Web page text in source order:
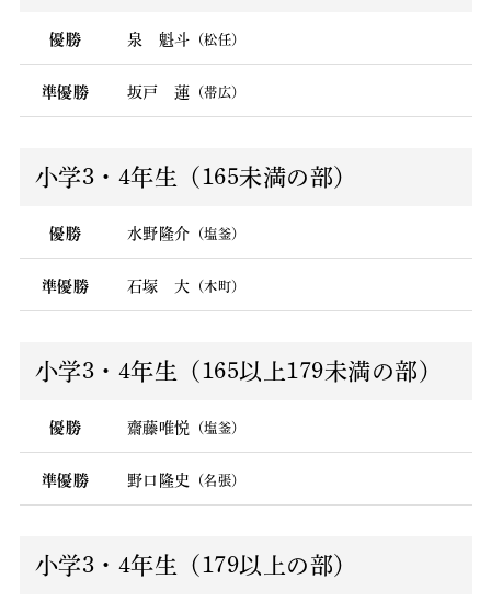
優勝 泉 魁斗 （松任）
準優勝 坂戸 蓮 （帯広）
小学3・4年生（165未満の部）
優勝 水野隆介 （塩釜）
準優勝 石塚 大 （木町）
小学3・4年生（165以上179未満の部）
優勝 齋藤唯悦 （塩釜）
準優勝 野口隆史 （名張）
小学3・4年生（179以上の部）